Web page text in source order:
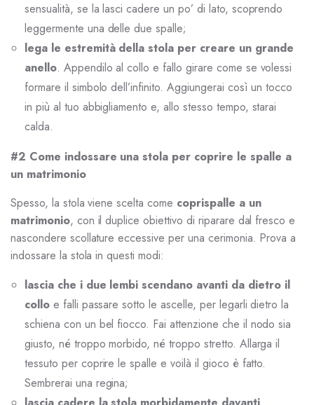
sensualità, se la lasci cadere un po’ di lato, scoprendo
leggermente una delle due spalle;
lega le estremità della stola per creare un grande
anello. Appendilo al collo e fallo girare come se volessi
formare il simbolo dell’infinito. Aggiungerai così un tocco
in più al tuo abbigliamento e, allo stesso tempo, starai
calda.
#2 Come indossare una stola per coprire le spalle a
un matrimonio
Spesso, la stola viene scelta come coprispalle a un
matrimonio, con il duplice obiettivo di riparare dal fresco e
nascondere scollature eccessive per una cerimonia. Prova a
indossare la stola in questi modi:
lascia che i due lembi scendano avanti da dietro il
colloe falli passare sotto le ascelle, per legarli dietro la
schiena con un bel fiocco. Fai attenzione che il nodo sia
giusto, né troppo morbido, né troppo stretto. Allarga il
tessuto per coprire le spalle e voilà il gioco è fatto.
Sembrerai una regina;